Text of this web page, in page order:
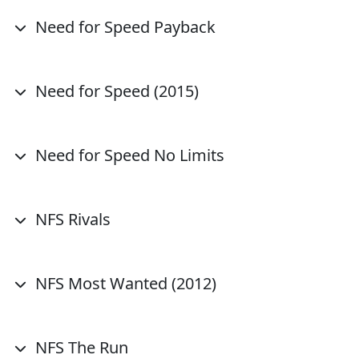
Need for Speed Payback
Need for Speed (2015)
Need for Speed No Limits
NFS Rivals
NFS Most Wanted (2012)
NFS The Run